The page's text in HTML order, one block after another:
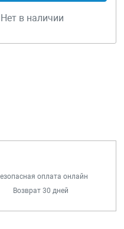
Нет в наличии
оплата онлайн
Возврат 30 дней